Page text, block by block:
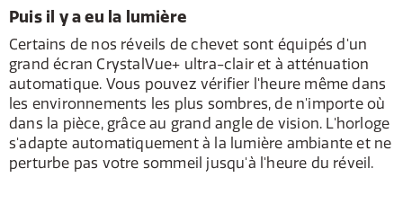
Puis il y a eu la lumière
Certains de nos réveils de chevet sont équipés d'un
grand écran CrystalVue+ ultra-clair et à atténuation
automatique. Vous pouvez vérifier l'heure même dans
les environnements les plus sombres, de n'importe où
dans la pièce, grâce au grand angle de vision. L'horloge
s'adapte automatiquement à la lumière ambiante et ne
perturbe pas votre sommeil jusqu'à l'heure du réveil.